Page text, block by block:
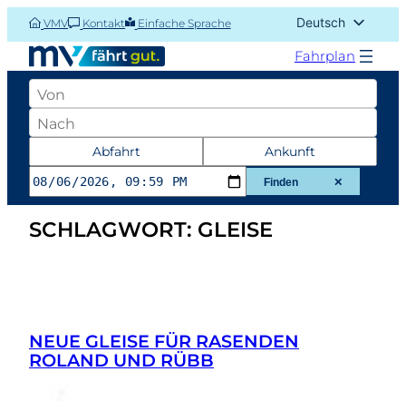
Zum
Inhalt
springen
VMV Kontakt Einfache Sprache
Deutsch
English (UK)
Fahrplan
AbfahrtsortAbfahrt Ankunft
und
Zeit
der
Finden ✕
SCHLAGWORT: GLEISE
NEUE GLEISE FÜR RASENDEN
ROLAND UND RÜBB